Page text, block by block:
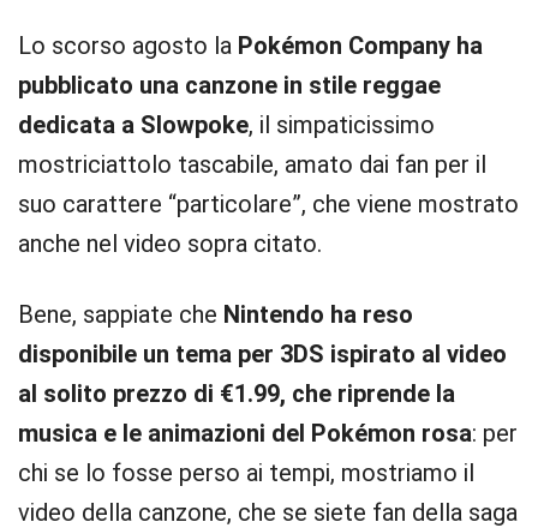
Lo scorso agosto la Pokémon Company ha
pubblicato una canzone in stile reggae
dedicata a Slowpoke, il simpaticissimo
mostriciattolo tascabile, amato dai fan per il
suo carattere “particolare”, che viene mostrato
anche nel video sopra citato.
Bene, sappiate che Nintendo ha reso
disponibile un tema per 3DS ispirato al video
al solito prezzo di €1.99, che riprende la
musica e le animazioni del Pokémon rosa: per
chi se lo fosse perso ai tempi, mostriamo il
video della canzone, che se siete fan della saga